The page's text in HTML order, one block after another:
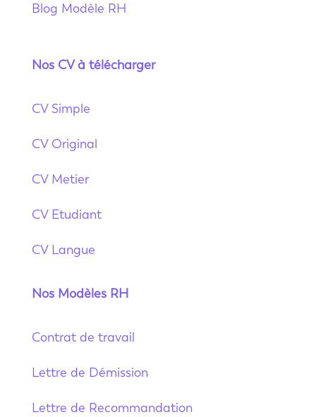
Blog Modèle RH
Nos CV à télécharger
CV Simple
CV Original
CV Metier
CV Etudiant
CV Langue
Nos Modèles RH
Contrat de travail
Lettre de Démission
Lettre de Recommandation